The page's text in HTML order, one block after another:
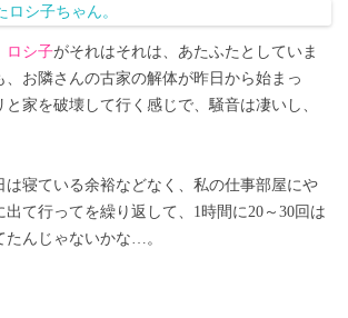
ロシ子がそれはそれは、あたふたとしていま
お隣さんの古家の解体が昨日から始まっ
家を破壊して行く感じで、騒音は凄いし、
は寝ている余裕などなく、私の仕事部屋にや
出て行ってを繰り返して、1時間に20～30回は
たんじゃないかな…。